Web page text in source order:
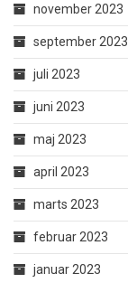
november 2023
september 2023
juli 2023
juni 2023
maj 2023
april 2023
marts 2023
februar 2023
januar 2023